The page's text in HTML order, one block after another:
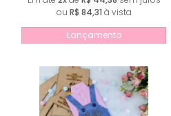
ou R$ 84,31 à vista
Lançamento